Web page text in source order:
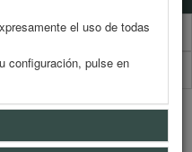
el uso de todas
configuración, pulse en